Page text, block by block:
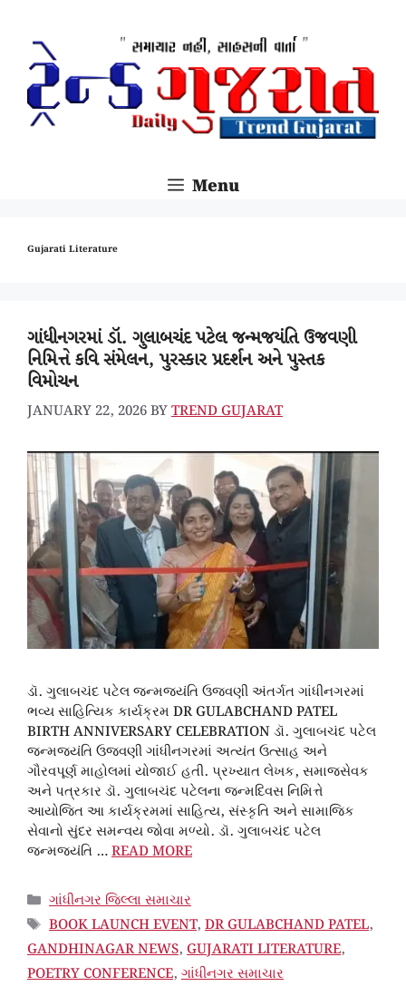
CONTENT
Menu
Gujarati Literature
ગાંધીનગરમાં ડૉ. ગુલાબચંદ પટેલ જન્મજયંતિ ઉજવણી
નિમિત્તે કવિ સંમેલન, પુરસ્કાર પ્રદર્શન અને પુસ્તક
વિમોચન
JANUARY 22, 2026BYTREND GUJARAT
ડૉ. ગુલાબચંદ પટેલ જન્મજયંતિ ઉજવણી અંતર્ગત ગાંધીનગરમાં
ભવ્ય સાહિત્યિક કાર્યક્રમ DR GULABCHAND PATEL
BIRTH ANNIVERSARY CELEBRATION ડૉ. ગુલાબચંદ પટેલ
જન્મજયંતિ ઉજવણી ગાંધીનગરમાં અત્યંત ઉત્સાહ અને
ગૌરવપૂર્ણ માહોલમાં યોજાઈ હતી. પ્રખ્યાત લેખક, સમાજસેવક
અને પત્રકાર ડૉ. ગુલાબચંદ પટેલના જન્મદિવસ નિમિત્તે
આયોજિત આ કાર્યક્રમમાં સાહિત્ય, સંસ્કૃતિ અને સામાજિક
સેવાનો સુંદર સમન્વય જોવા મળ્યો. ડૉ. ગુલાબચંદ પટેલ
જન્મજયંતિ …READ MORE
CATEGORIES
ગાંધીનગર જિલ્લા સમાચાર
TAGS
BOOK LAUNCH EVENT, DR GULABCHAND PATEL,
GANDHINAGAR NEWS, GUJARATI LITERATURE,
POETRY CONFERENCE, ગાંધીનગર સમાચાર